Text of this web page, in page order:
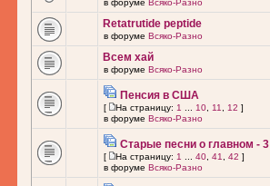
в форуме Всяко-Разно
Retatrutide peptide
в форуме Всяко-Разно
Всем хай
в форуме Всяко-Разно
Пенсия в США
[ На страницу: 1 10 11 12 ]
в форуме Всяко-Разно
Старые песни о главном - 3
[ На страницу: 1 40 41 42 ]
в форуме Всяко-Разно